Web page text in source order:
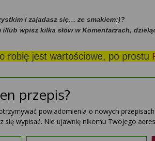
i zajadasz się… ze smakiem:)?
lub wpisz kilka słów w Komentarzach,
robię jest wartościowe, po prostu
przepis?
powiadomienia o nowych
się wypisać. Nie ujawnię nikomu Twojego